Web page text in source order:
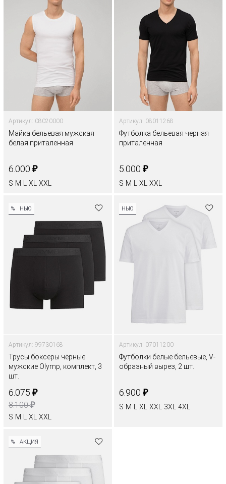
Артикул: 08020000
Майка бельевая мужская
белая приталенная
6.000 ₽
S M L XL XXL
Артикул: 08011268
Футболка бельевая черная
приталенная
5.000 ₽
S M L XL XXL
% НЬЮ
Артикул: 99730168
Трусы боксеры чёрные
мужские Olymp, комплект, 3
шт.
6.075 ₽
8.100₽
S M XL XXL
НЬЮ
Артикул: 07011200
Футболки белые бельевые, V-
образный вырез, 2 шт.
6.900 ₽
S M XL XXL 3XL 4XL
% АКЦИЯ